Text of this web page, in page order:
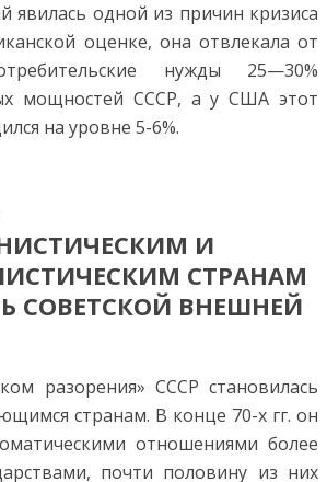
явилась одной из причин кризиса
оценке, она отвлекала от
нужды 25—30%
мощностей СССР, а у США этот
на уровне 5-6%.
И
СТРАНАМ
СОВЕТСКОЙ ВНЕШНЕЙ
разорения» СССР становилась
странам. В конце 70-х гг. он
отношениями более
почти половину из них